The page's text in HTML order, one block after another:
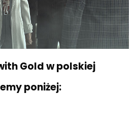
Gold w polskiej
poniżej: